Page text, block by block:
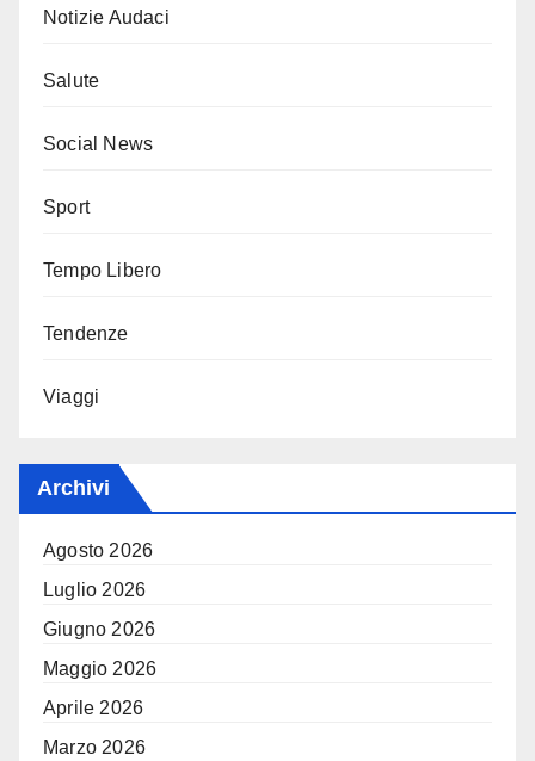
Notizie Audaci
Salute
Social News
Sport
Tempo Libero
Tendenze
Viaggi
Archivi
Agosto 2026
Luglio 2026
Giugno 2026
Maggio 2026
Aprile 2026
Marzo 2026